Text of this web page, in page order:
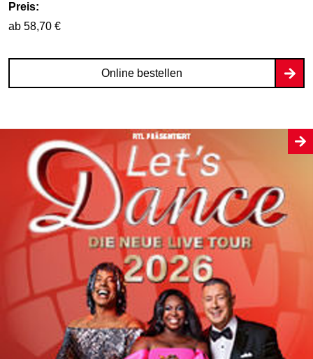
Preis:
ab 58,70 €
Online bestellen